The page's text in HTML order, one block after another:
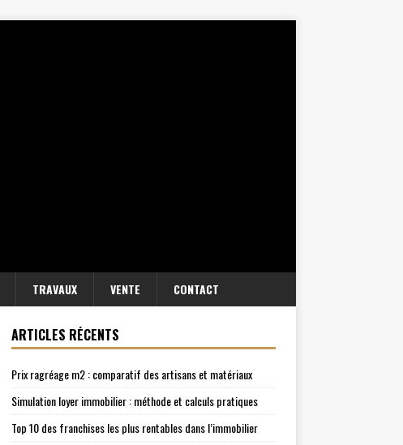
TRAVAUX VENTE CONTACT
ARTICLES RÉCENTS
Prix ragréage m2 : comparatif des artisans et matériaux
Simulation loyer immobilier : méthode et calculs pratiques
Top 10 des franchises les plus rentables dans l’immobilier